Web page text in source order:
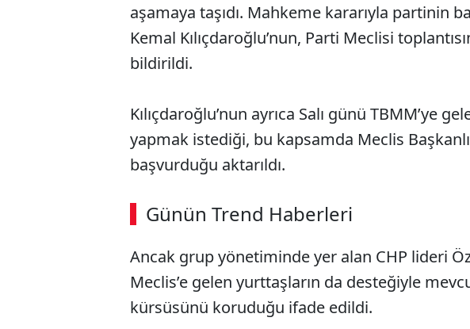
aşamaya taşıdı. Mahkeme kararıyla partinin
Kemal Kılıçdaroğlu’nun, Parti Meclisi
bildirildi.
Kılıçdaroğlu’nun ayrıca Salı günü TBMM’ye
yapmak istediği, bu kapsamda Meclis
başvurduğu aktarıldı.
Günün Trend Haberleri
00:02 / 08:15
Ancak grup yönetiminde yer alan CHP lideri
Meclis’e gelen yurttaşların da desteğiyle
kürsüsünü koruduğu ifade edildi.